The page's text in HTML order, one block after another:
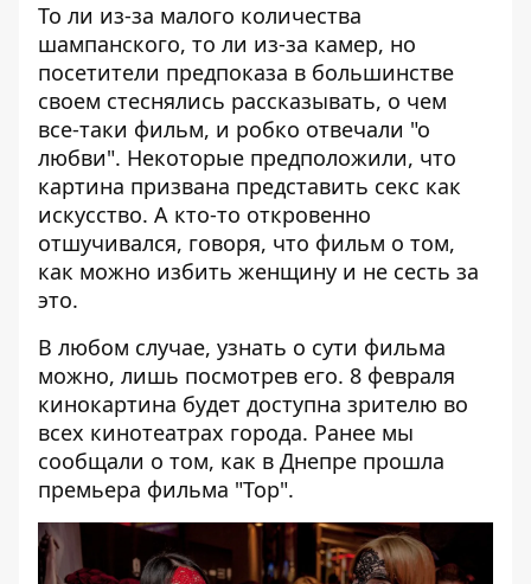
То ли из-за малого количества
шампанского, то ли из-за камер, но
посетители предпоказа в большинстве
своем стеснялись рассказывать, о чем
все-таки фильм, и робко отвечали "о
любви". Некоторые предположили, что
картина призвана представить секс как
искусство. А кто-то откровенно
отшучивался, говоря, что фильм о том,
как можно избить женщину и не сесть за
это.
В любом случае, узнать о сути фильма
можно, лишь посмотрев его. 8 февраля
кинокартина будет доступна зрителю во
всех кинотеатрах города. Ранее мы
сообщали о том, как в Днепре прошла
премьера фильма "Тор".